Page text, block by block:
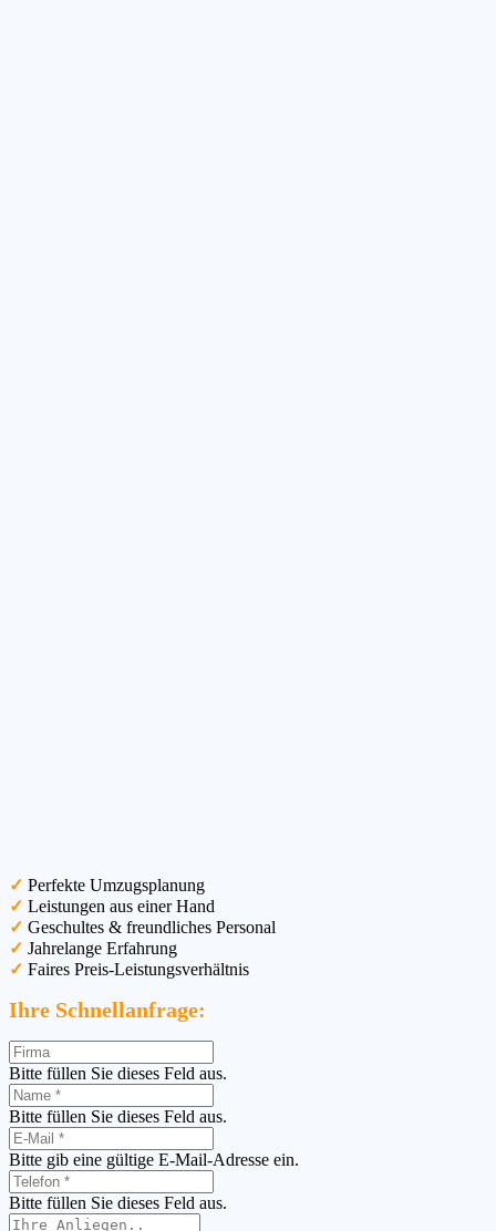
✓ Perfekte Umzugsplanung
✓ Leistungen aus einer Hand
✓ Geschultes & freundliches Personal
✓ Jahrelange Erfahrung
✓ Faires Preis-Leistungsverhältnis
Ihre Schnellanfrage:
Bitte füllen Sie dieses Feld aus.
Bitte füllen Sie dieses Feld aus.
Bitte gib eine gültige E-Mail-Adresse ein.
Bitte füllen Sie dieses Feld aus.